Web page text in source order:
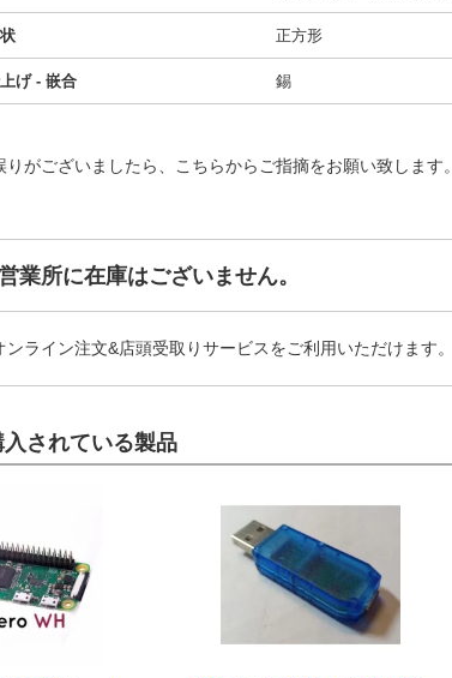
正方形
げ - 嵌合 錫
りがございましたら、こちらからご指摘をお願い致します。
業所に在庫はございません。
ンライン注文&店頭受取りサービスをご利用いただけます。
されている製品